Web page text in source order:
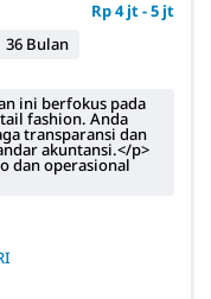
Rp 4 jt - 5 jt
36 Bulan
ini berfokus pada
fashion. Anda
transparansi dan
akuntansi.</p>
dan operasional